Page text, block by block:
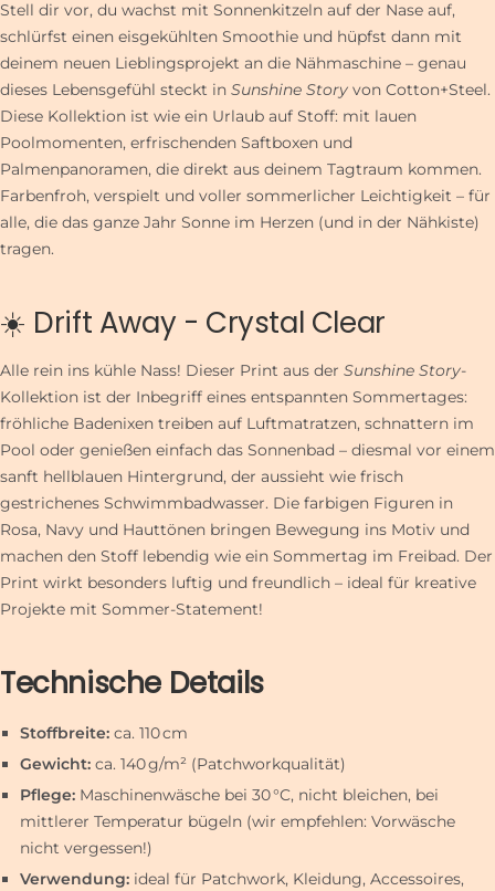
Stell dir vor, du wachst mit Sonnenkitzeln auf der Nase auf,
schlürfst einen eisgekühlten Smoothie und hüpfst dann mit
deinem neuen Lieblingsprojekt an die Nähmaschine – genau
dieses Lebensgefühl steckt in Sunshine Story von Cotton+Steel.
Diese Kollektion ist wie ein Urlaub auf Stoff: mit lauen
Poolmomenten, erfrischenden Saftboxen und
Palmenpanoramen, die direkt aus deinem Tagtraum kommen.
Farbenfroh, verspielt und voller sommerlicher Leichtigkeit – für
alle, die das ganze Jahr Sonne im Herzen (und in der Nähkiste)
tragen.
☀️ Drift Away - Crystal Clear
Alle rein ins kühle Nass! Dieser Print aus der Sunshine Story-
Kollektion ist der Inbegriff eines entspannten Sommertages:
fröhliche Badenixen treiben auf Luftmatratzen, schnattern im
Pool oder genießen einfach das Sonnenbad – diesmal vor einem
sanft hellblauen Hintergrund, der aussieht wie frisch
gestrichenes Schwimmbadwasser. Die farbigen Figuren in
Rosa, Navy und Hauttönen bringen Bewegung ins Motiv und
machen den Stoff lebendig wie ein Sommertag im Freibad. Der
Print wirkt besonders luftig und freundlich – ideal für kreative
Projekte mit Sommer-Statement!
Technische Details
Stoffbreite:ca. 110 cm
Gewicht:ca. 140 g/m² (Patchworkqualität)
Pflege:Maschinenwäsche bei 30 °C, nicht bleichen, bei
mittlerer Temperatur bügeln (wir empfehlen: Vorwäsche
nicht vergessen!)
Verwendung:ideal für Patchwork, Kleidung, Accessoires,